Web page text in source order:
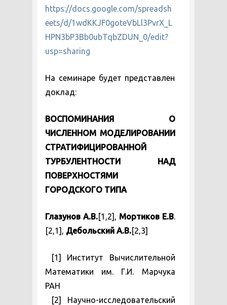
https://docs.google.com/spreadsh
eets/d/1wdKKJF0goteVbLl3PvrX_L
HPN3bP3Bb0ubTqbZDUN_0/edit?
usp=sharing
На семинаре будет представлен
доклад:
ВОСПОМИНАНИЯ О
ЧИСЛЕННОМ МОДЕЛИРОВАНИИ
СТРАТИФИЦИРОВАННОЙ
ТУРБУЛЕНТНОСТИ НАД
ПОВЕРХНОСТЯМИ
ГОРОДСКОГО ТИПА
Глазунов А.В.[1,2], Мортиков Е.В.
[2,1], Дебольский А.В.[2,3]
[1] Институт Вычислительной
Математики им. Г.И. Марчука
РАН
[2] Научно-исследовательский